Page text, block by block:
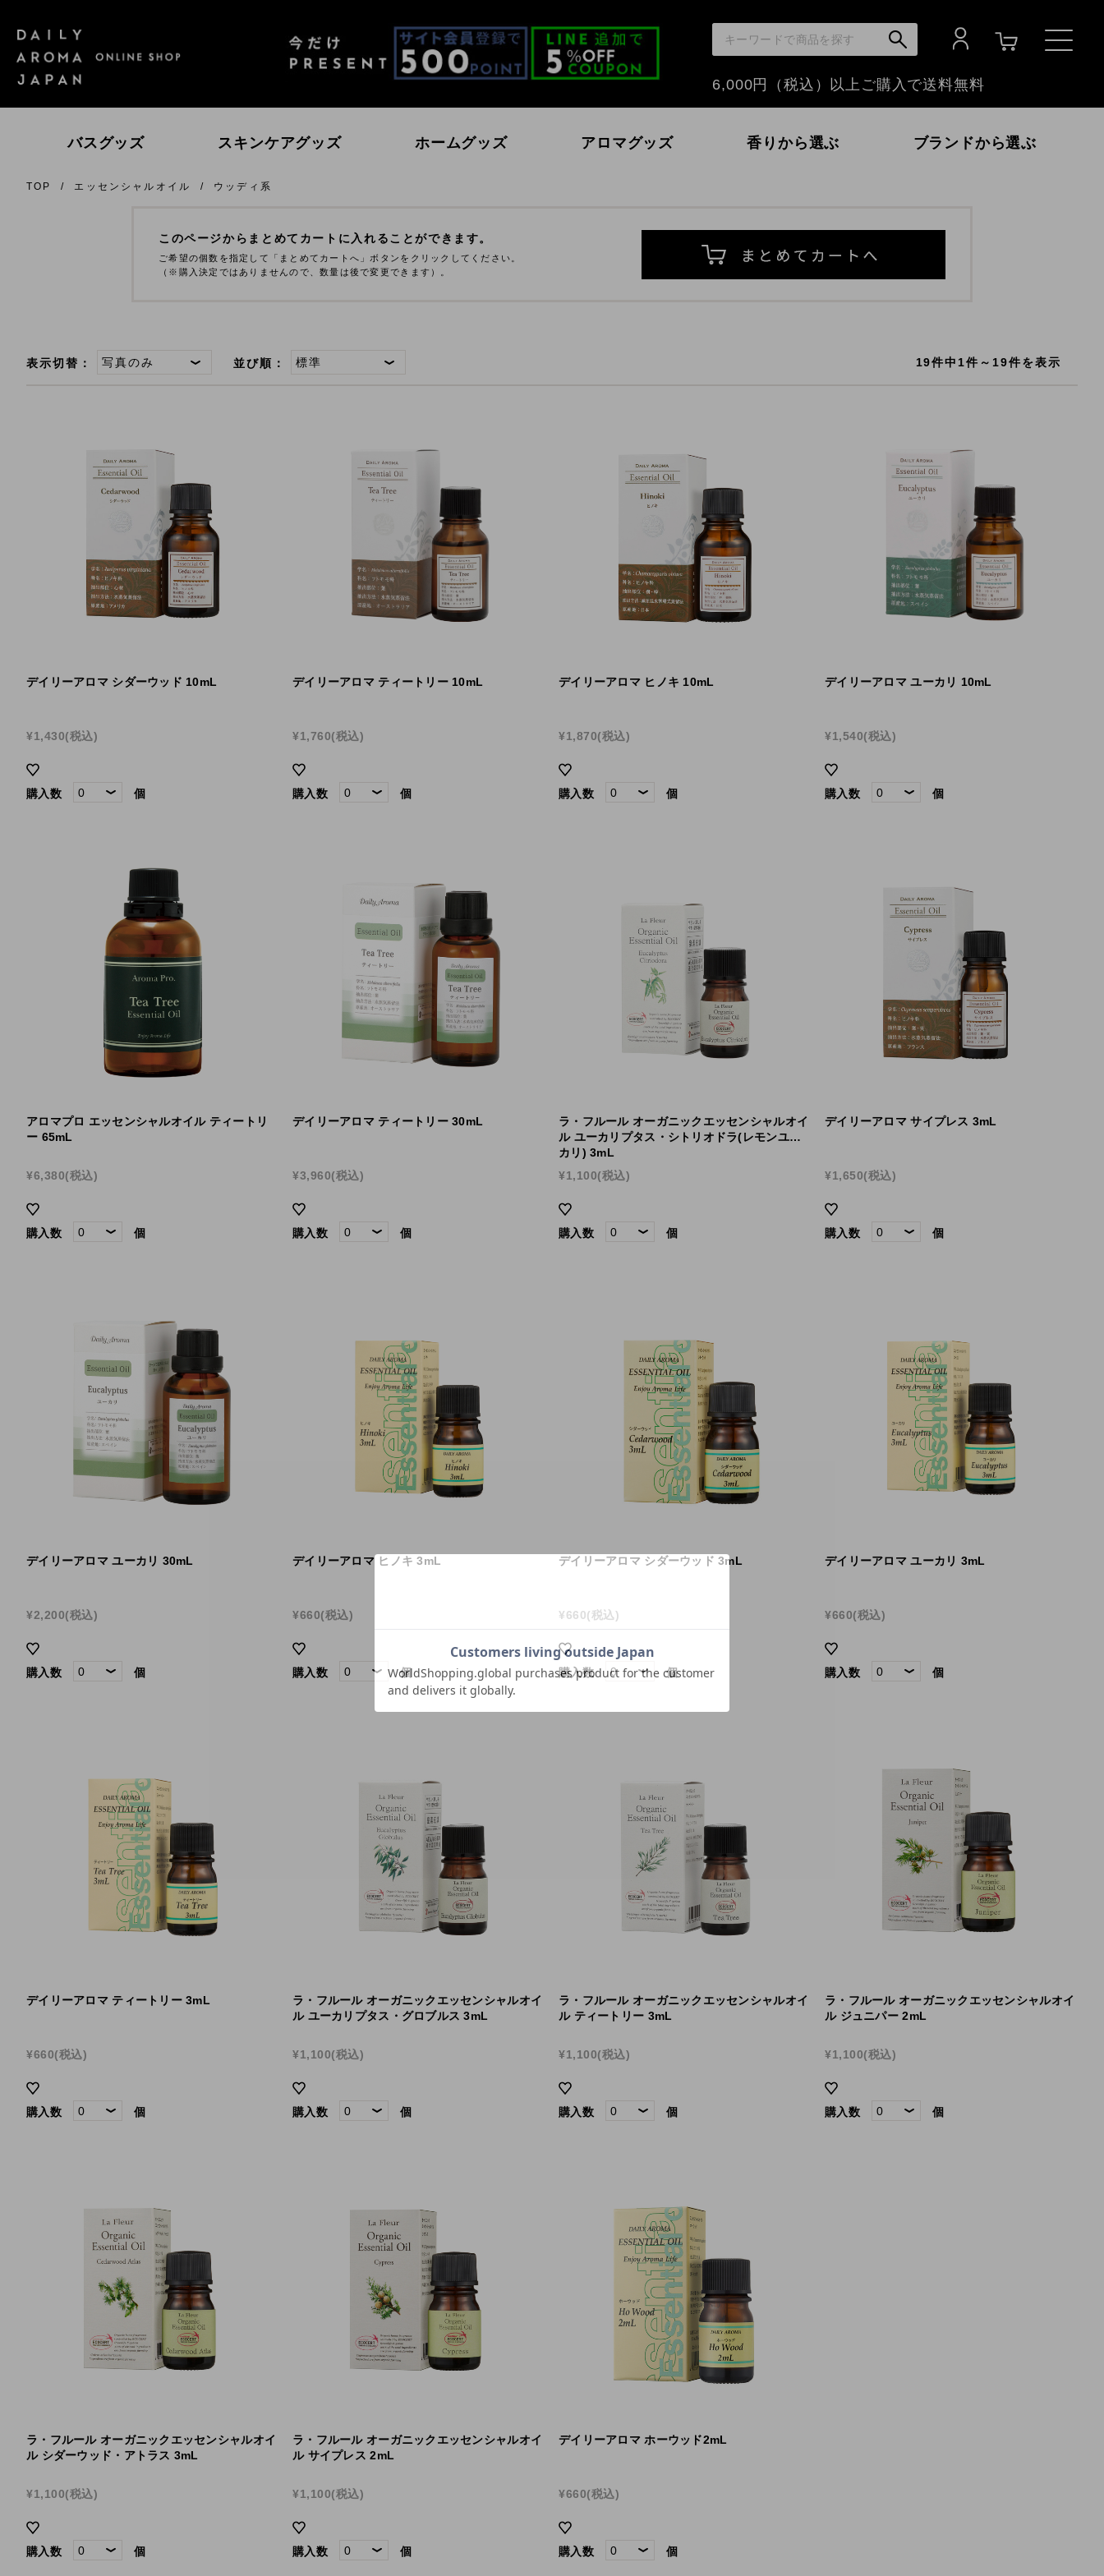
6,000円（税込）以上ご購入で送料無料
バスグッズ スキンケアグッズ ホームグッズ アロマグッズ
エッセンシャルオイル
香りから選ぶ
レモン フローラル
ブランドから選ぶ
高知県産ＹＵＺＵ 瀬戸内レモン いちご～おとめとあいか～ 富士山ぶどう
国産柑橘ハンドクリーム リードディフューザー
デイリーアロマ アロマツール ラ・フルール アロマプロ
TOP エッセンシャルオイル ウッディ系
このページからまとめてカートに入れることができます。
ご希望の個数を指定して「まとめてカートへ」ボタンをクリックしてください。
（※購入決定ではありませんので、数量は後で変更できます）。
表示切替： 並び順： 19件中1件～19件を表示
デイリーアロマ シダーウッド 10mL
¥1,430(税込)
購入数 個
デイリーアロマ ティートリー 10mL
¥1,760(税込)
購入数 個
デイリーアロマ ヒノキ 10mL
¥1,870(税込)
購入数 個
デイリーアロマ ユーカリ 10mL
¥1,540(税込)
購入数 個
アロマプロ エッセンシャルオイル ティートリ
ー 65mL
¥6,380(税込)
購入数 個
デイリーアロマ ティートリー 30mL
¥3,960(税込)
購入数 個
ラ・フルール オーガニックエッセンシャルオイ
ル ユーカリプタス・シトリオドラ(レモンユー
カリ) 3mL
¥1,100(税込)
購入数 個
デイリーアロマ サイプレス 3mL
¥1,650(税込)
購入数 個
デイリーアロマ ユーカリ 30mL
¥2,200(税込)
購入数 個
デイリーアロマ ヒノキ 3mL
¥660(税込)
購入数 個
デイリーアロマ シダーウッド 3mL
¥660(税込)
購入数 個
デイリーアロマ ユーカリ 3mL
¥660(税込)
購入数 個
デイリーアロマ ティートリー 3mL
¥660(税込)
購入数 個
ラ・フルール オーガニックエッセンシャルオイ
ル ユーカリプタス・グロブルス 3mL
¥1,100(税込)
購入数 個
ラ・フルール オーガニックエッセンシャルオイ
ル ティートリー 3mL
¥1,100(税込)
購入数 個
ラ・フルール オーガニックエッセンシャルオイ
ル ジュニパー 2mL
¥1,100(税込)
購入数 個
ラ・フルール オーガニックエッセンシャルオイ
ル シダーウッド・アトラス 3mL
¥1,100(税込)
購入数 個
ラ・フルール オーガニックエッセンシャルオイ
ル サイプレス 2mL
¥1,100(税込)
購入数 個
デイリーアロマ ホーウッド2mL
¥660(税込)
購入数 個